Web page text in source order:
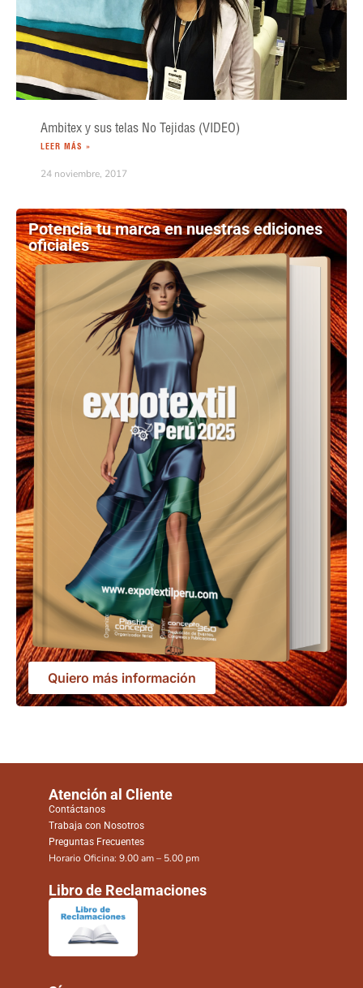
Ambitex y sus telas No Tejidas (VIDEO)
LEER MÁS »
24 noviembre, 2017
Potencia tu marca en nuestras ediciones
oficiales
Quiero más información
Atención al Cliente
Contáctanos
Trabaja con Nosotros
Preguntas Frecuentes
Horario Oficina: 9.00 am – 5.00 pm
Libro de Reclamaciones